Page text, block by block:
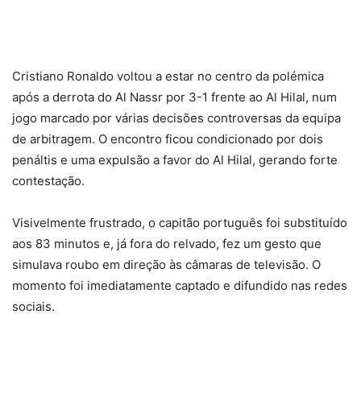
Cristiano Ronaldo voltou a estar no centro da polémica
após a derrota do Al Nassr por 3-1 frente ao Al Hilal, num
jogo marcado por várias decisões controversas da equipa
de arbitragem. O encontro ficou condicionado por dois
penáltis e uma expulsão a favor do Al Hilal, gerando forte
contestação.
Visivelmente frustrado, o capitão português foi substituído
aos 83 minutos e, já fora do relvado, fez um gesto que
simulava roubo em direção às câmaras de televisão. O
momento foi imediatamente captado e difundido nas redes
sociais.